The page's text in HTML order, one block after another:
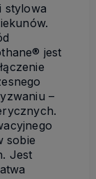
stylowa
jest
–
sobie
Jest